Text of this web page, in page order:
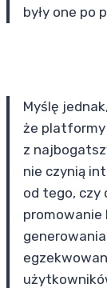
były one po
Myślę
że
z
nie czynią
od tego, czy